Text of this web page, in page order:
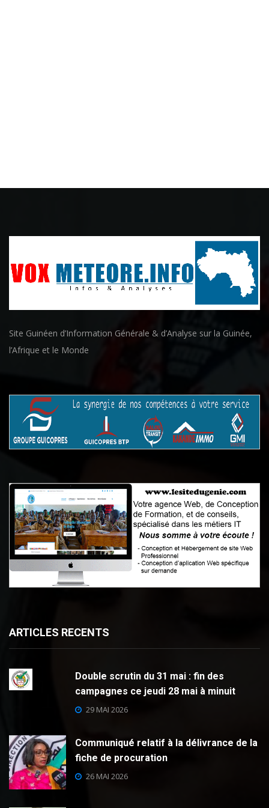
Site Guinéen d’Information Générale & d’Analyse sur la Guinée,
l’Afrique et le Monde
ARTICLES RECENTS
Double scrutin du 31 mai : fin des
campagnes ce jeudi 28 mai à minuit
29 MAI 2026
Communiqué relatif à la délivrance de la
fiche de procuration
26 MAI 2026